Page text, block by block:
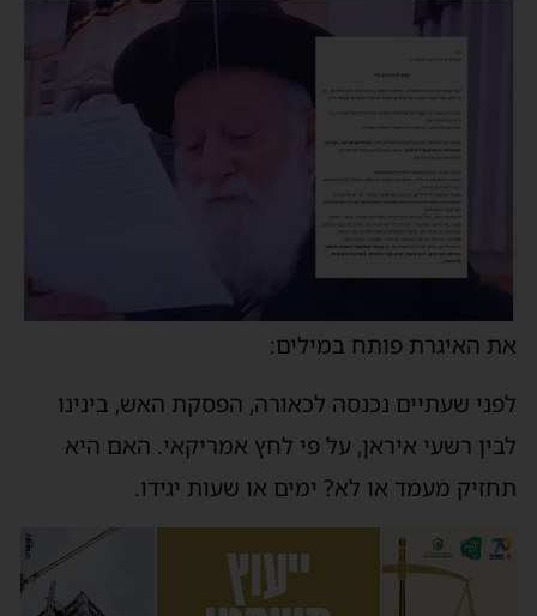
את האיגרת פותח במילים:
לפני שעתיים נכנסה לכאורה, הפסקת האש, בינינו
לבין רשעי איראן, על פי לחץ אמריקאי. האם היא
תחזיק מעמד או לא? ימים או שעות יגידו.